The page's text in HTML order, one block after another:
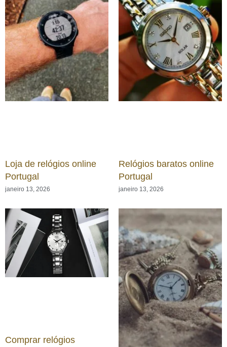
Loja de relógios online
Portugal
janeiro 13, 2026
Relógios baratos online
Portugal
janeiro 13, 2026
Comprar relógios